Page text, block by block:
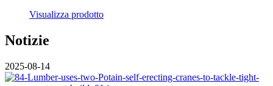
Visualizza prodotto
Notizie
2025-08-14